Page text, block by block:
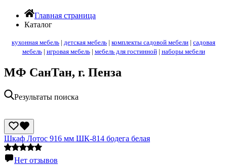
Главная страница
Каталог
кухонная мебель | детская мебель | комплекты садовой мебели | садовая
мебель| игровая мебель| мебель для гостинной| наборы мебели
МФ СанТан, г. Пенза
Результаты поиска
Шкаф Лотос 916 мм ШК-814 бодега белая
Нет отзывов